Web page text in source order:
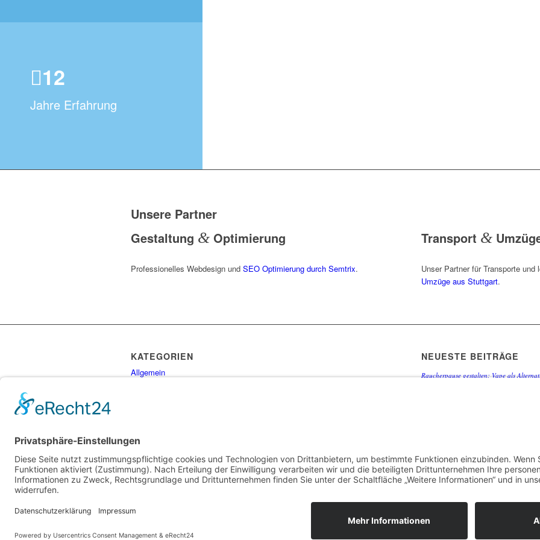
12
Jahre Erfahrung
Unsere Partner
Gestaltung & Optimierung
Professionelles Webdesign und SEO Optimierung durch Semtrix.
Transport &
Unser Partner für Transporte
Umzüge aus Stuttgart.
KATEGORIEN
Allgemein
Vertragsfragen
NEUESTE BEITRÄGE
Raucherpause gestalten: Vape als
beginnt
Wenn das Auto ausfällt: Wie
© Copyright - Rund um die Arbeitswelt